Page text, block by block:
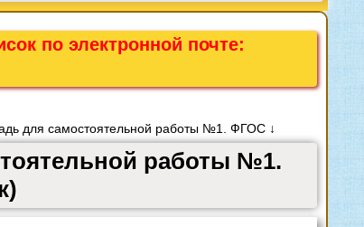
по электронной почте:
для самостоятельной работы №1. ФГОС ↓
работы №1.